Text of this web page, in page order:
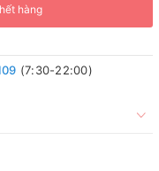
hàng
(7:30-22:00)